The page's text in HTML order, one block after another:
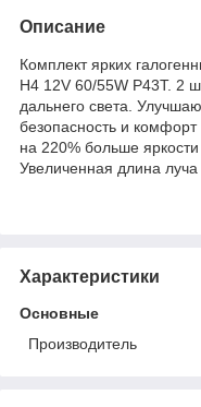
Описание
Комплект ярких
H4 12V 60/55W P43T. 2
дальнего света.
безопасность и
на 220% больше
Увеличенная длина
Характеристики
Основные
Производитель